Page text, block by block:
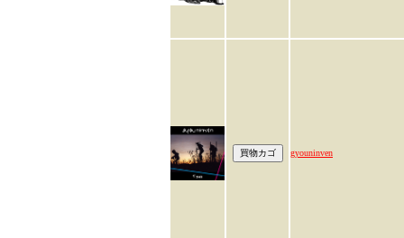
gyouninven